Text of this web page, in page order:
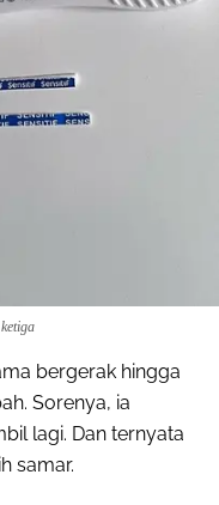
bergerak hingga
Sorenya, ia
lagi. Dan ternyata
samar.